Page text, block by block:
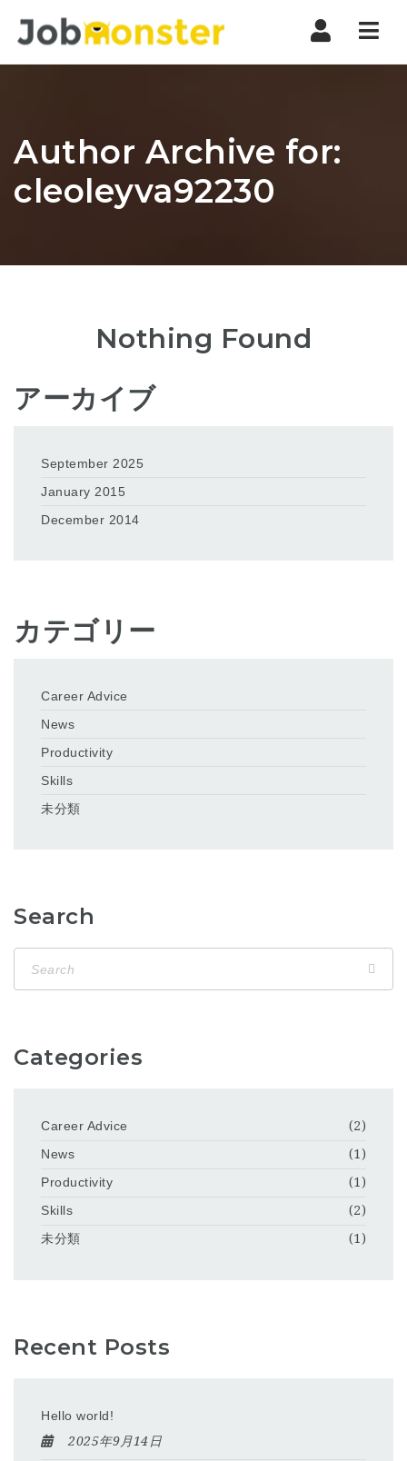
Author Archive for:
cleoleyva92230
Nothing Found
アーカイブ
September 2025
January 2015
December 2014
カテゴリー
Career Advice
News
Productivity
Skills
未分類
Search
Categories
Career Advice
(2)
News
(1)
Productivity
(1)
Skills
(2)
未分類
(1)
Recent Posts
Hello world!
2025年9月14日